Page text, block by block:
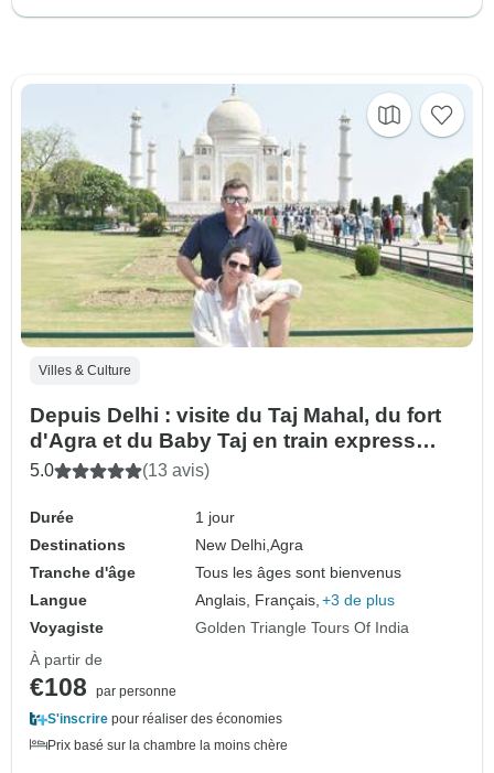
Villes & Culture
Depuis Delhi : visite du Taj Mahal, du fort
d'Agra et du Baby Taj en train express
Gatimaan
5.0 (13 avis)
Durée
1 jour
Destinations
New Delhi,Agra
Tranche d'âge
Tous les âges sont bienvenus
Langue
Anglais, Français, +3 de plus
Voyagiste
Golden Triangle Tours Of India
À partir de
€108
par personne
S'inscrire pour réaliser des économies
Prix basé sur la chambre la moins chère